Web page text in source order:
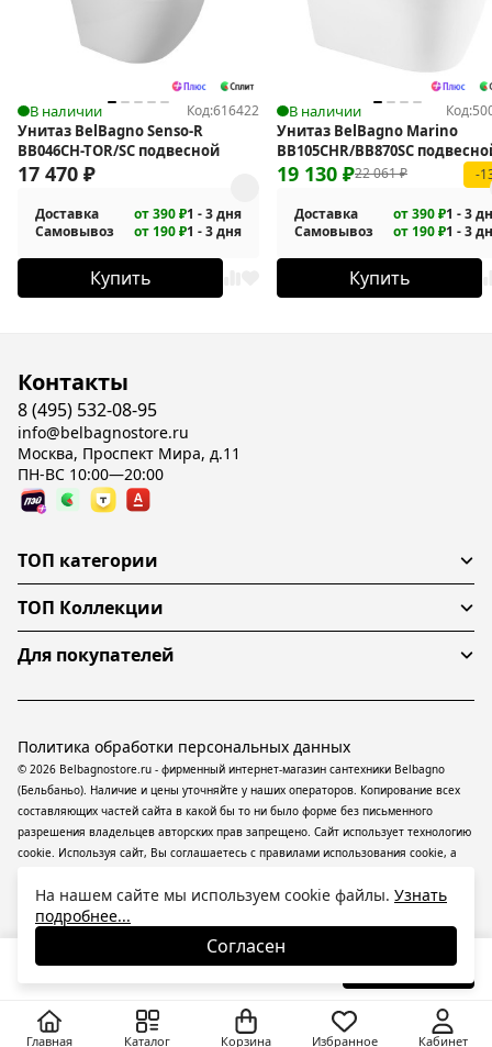
24 739₽
18 090₽ -27% В корзину
В наличии Код:616422
Унитаз BelBagno Senso-R
BB046CH-TOR/SC подвесной
17 470 ₽
Доставка от 390 ₽1 - 3 дня
Самовывоз
от 190 ₽1 - 3 дня
Купить
В наличии Код:
Унитаз BelBagno Marino
BB105CHR/BB870SC
22 061₽
19 130 ₽ -
Доставка от 390 ₽1 - 3
Самовывоз
от 190 ₽1 - 3
Купить
Главная Каталог Корзина Избранное Кабинет
Контакты
8 (495) 532-08-95
info@belbagnostore.ru
Москва, Проспект Мира, д.11
ПН-ВС 10:00—20:00
ТОП категории
ТОП Коллекции
Для покупателей
© 2026 Belbagnostore.ru - фирменный интернет-магазин сантехники Belbagno
(Бельбаньо). Наличие и цены уточняйте у наших операторов. Копирование всех
составляющих частей сайта в какой бы то ни было форме без письменного
разрешения владельцев авторских прав запрещено. Сайт использует технологию
cookie. Используя сайт, Вы соглашаетесь с правилами использования cookie, а
ресурсе применяютсярекомендательные технологии(информационные
технологии предоставления информации на основе сбора, систематизации и
анализа сведений, относящихся к предпочтениям пользователей сети
«Интернет», находящихся на территории Российской Федерации).
Политика обработки персональных данных
На нашем сайте мы используем cookie файлы. Узнать
подробнее...
Согласен